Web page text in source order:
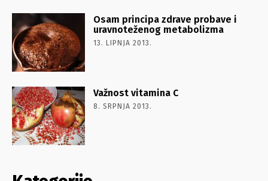
Osam principa zdrave probave i
uravnoteženog metabolizma
13. LIPNJA 2013.
Važnost vitamina C
8. SRPNJA 2013.